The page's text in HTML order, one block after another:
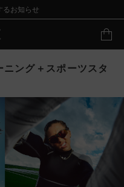
るお知らせ
ング＋スポーツスタ